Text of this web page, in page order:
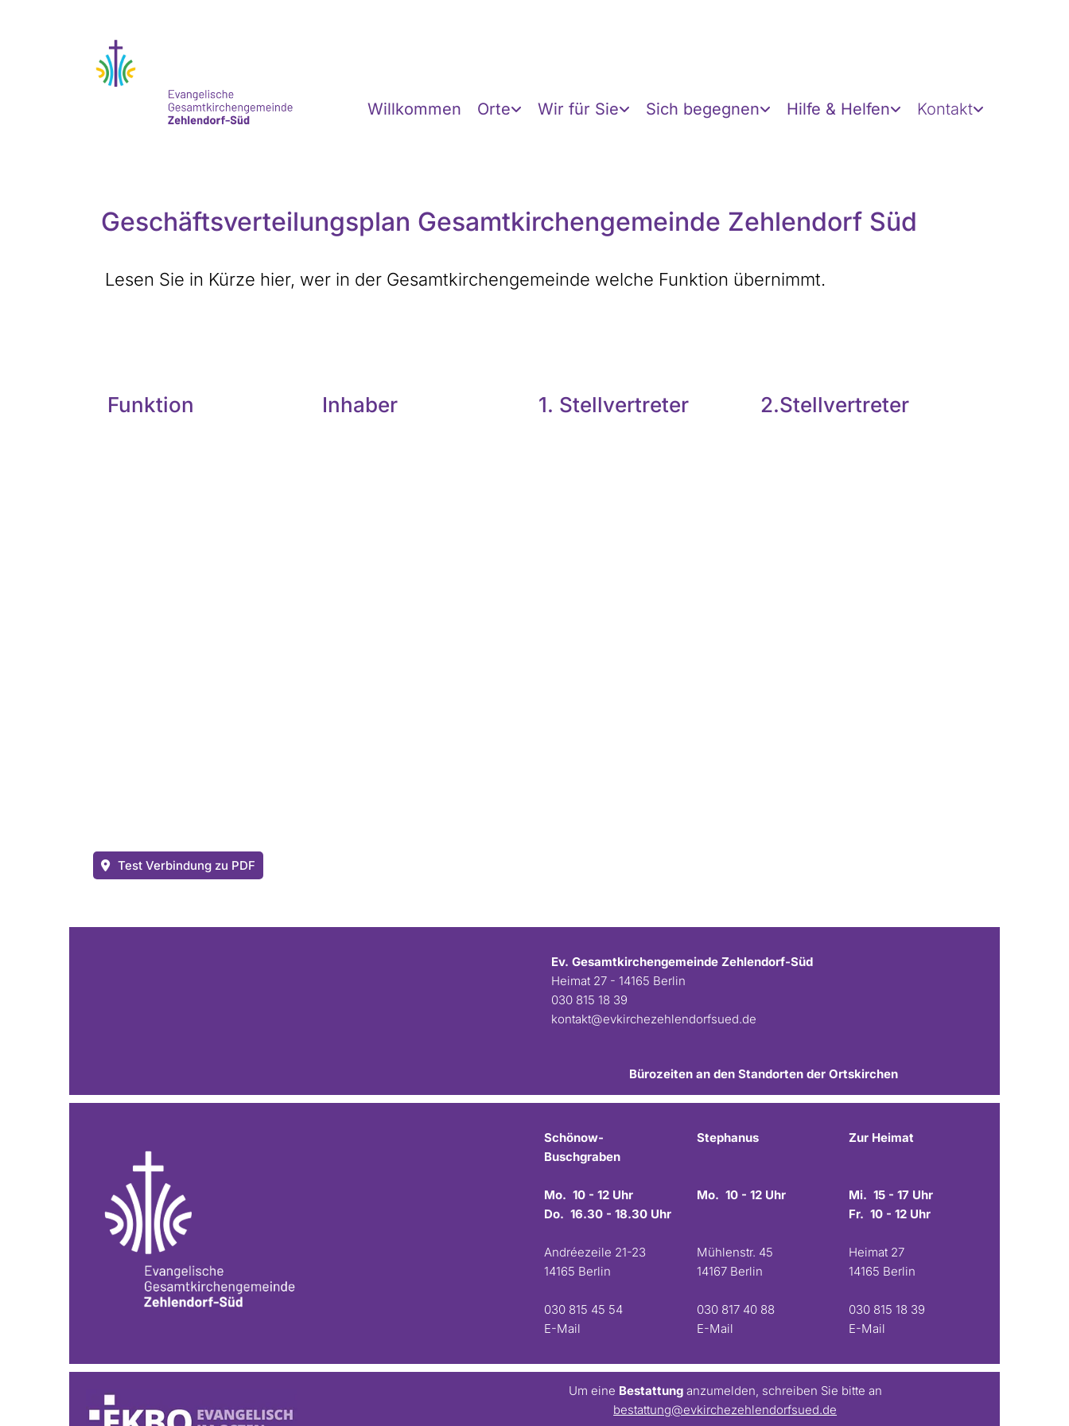
Willkommen Orte Wir für Sie Sich begegnen Hilfe & Helfen Kontakt
Geschäftsverteilungsplan Gesamtkirchengemeinde Zehlendorf Süd
Lesen Sie in Kürze hier, wer in der Gesamtkirchengemeinde welche Funktion übernimmt.
Funktion Inhaber 1. Stellvertreter 2.Stellvertreter
Test Verbindung zu PDF
Ev. Gesamtkirchengemeinde Zehlendorf-Süd
Heimat 27 - 14165 Berlin
030 815 18 39
kontakt@evkirchezehlendorfsued.de
Bürozeiten an den Standorten der Ortskirchen
Schönow-
Buschgraben
Mo. 10 - 12 Uhr
Do. 16.30 - 18.30 Uhr
Andréezeile 21-23
14165 Berlin
030 815 45 54
E-Mail
Stephanus
Mo. 10 - 12 Uhr
Mühlenstr. 45
14167 Berlin
030 817 40 88
E-Mail
Zur Heimat
Mi. 15 - 17 Uhr
Fr. 10 - 12 Uhr
Heimat 27
14165 Berlin
030 815 18 39
E-Mail
Um eine Bestattunganzumelden, schreiben Sie bitte an
bestattung@evkirchezehlendorfsued.de